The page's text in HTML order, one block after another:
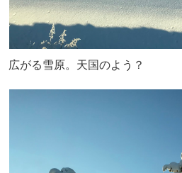
広がる雪原。天国のよう？